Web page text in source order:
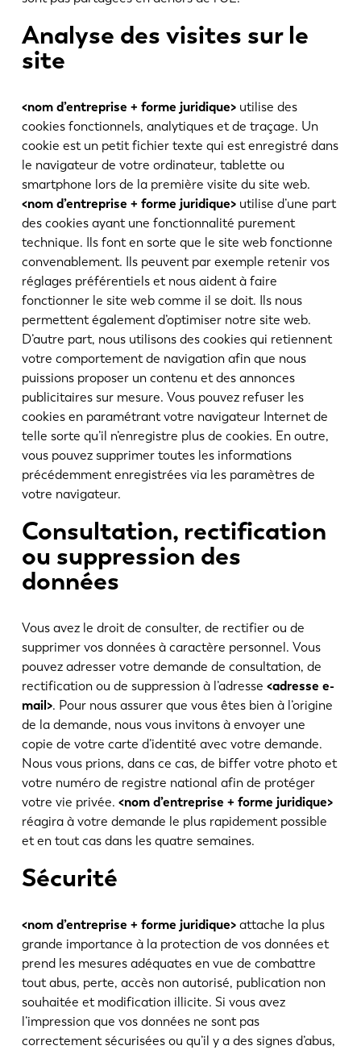
Analyse des visites sur le
site
<nom d’entreprise + forme juridique>utilise des
cookies fonctionnels, analytiques et de traçage. Un
cookie est un petit fichier texte qui est enregistré dans
le navigateur de votre ordinateur, tablette ou
smartphone lors de la première visite du site web.
<nom d’entreprise + forme juridique>utilise d’une part
des cookies ayant une fonctionnalité purement
technique. Ils font en sorte que le site web fonctionne
convenablement. Ils peuvent par exemple retenir vos
réglages préférentiels et nous aident à faire
fonctionner le site web comme il se doit. Ils nous
permettent également d’optimiser notre site web.
D’autre part, nous utilisons des cookies qui retiennent
votre comportement de navigation afin que nous
puissions proposer un contenu et des annonces
publicitaires sur mesure. Vous pouvez refuser les
cookies en paramétrant votre navigateur Internet de
telle sorte qu’il n’enregistre plus de cookies. En outre,
vous pouvez supprimer toutes les informations
précédemment enregistrées via les paramètres de
votre navigateur.
Consultation, rectification
ou suppression des
données
Vous avez le droit de consulter, de rectifier ou de
supprimer vos données à caractère personnel. Vous
pouvez adresser votre demande de consultation, de
rectification ou de suppression à l’adresse <adresse e-
mail>. Pour nous assurer que vous êtes bien à l’origine
de la demande, nous vous invitons à envoyer une
copie de votre carte d’identité avec votre demande.
Nous vous prions, dans ce cas, de biffer votre photo et
votre numéro de registre national afin de protéger
votre vie privée. <nom d’entreprise + forme juridique>
réagira à votre demande le plus rapidement possible
et en tout cas dans les quatre semaines.
Sécurité
<nom d’entreprise + forme juridique>attache la plus
grande importance à la protection de vos données et
prend les mesures adéquates en vue de combattre
tout abus, perte, accès non autorisé, publication non
souhaitée et modification illicite. Si vous avez
l’impression que vos données ne sont pas
correctement sécurisées ou qu’il y a des signes d’abus,
EN NL
FR EN-US
DE IT
ES PT-PT
PL SK
KO CN